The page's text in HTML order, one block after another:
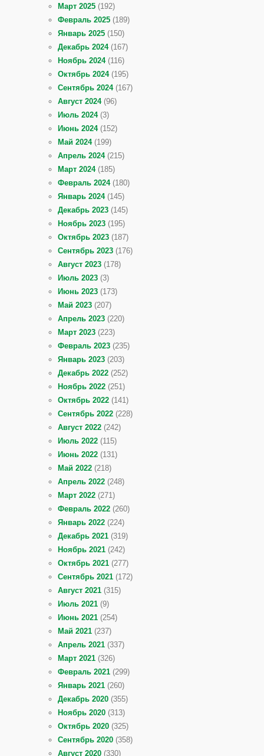
Март 2025 (192)
Февраль 2025 (189)
Январь 2025 (150)
Декабрь 2024(167)
Ноябрь 2024(116)
Октябрь 2024(195)
Сентябрь 2024(167)
Август 2024(96)
Июль 2024(3)
Июнь 2024(152)
Май 2024(199)
Апрель 2024(215)
Март 2024(185)
Февраль 2024(180)
Январь 2024(145)
Декабрь 2023 (145)
Ноябрь 2023 (195)
Октябрь 2023 (187)
Сентябрь 2023 (176)
Август 2023 (178)
Июль 2023 (3)
Июнь 2023 (173)
Май 2023 (207)
Апрель 2023 (220)
Март 2023 (223)
Февраль 2023 (235)
Январь 2023 (203)
Декабрь 2022 (252)
Ноябрь 2022 (251)
Октябрь 2022 (141)
Сентябрь 2022 (228)
Август 2022 (242)
Июль 2022 (115)
Июнь 2022 (131)
Май 2022 (218)
Апрель 2022 (248)
Март 2022 (271)
Февраль 2022 (260)
Январь 2022 (224)
Декабрь 2021 (319)
Ноябрь 2021 (242)
Октябрь 2021 (277)
Сентябрь 2021 (172)
Август 2021 (315)
Июль 2021 (9)
Июнь 2021 (254)
Май 2021 (237)
Апрель 2021 (337)
Март 2021 (326)
Февраль 2021 (299)
Январь 2021 (260)
Декабрь 2020 (355)
Ноябрь 2020 (313)
Октябрь 2020 (325)
Сентябрь 2020 (358)
Август 2020 (330)